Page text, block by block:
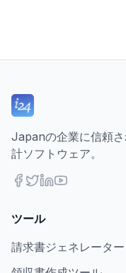
Japanの企業に信頼
計ソフトウェア。
ツール
請求書ジェネレーター